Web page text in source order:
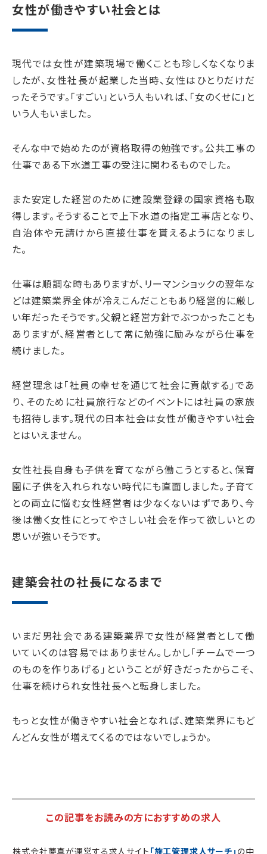
女性が働きやすい社会とは
現代では女性が建築現場で働くことも珍しくなくなりま
したが、女性社長が起業した当時、女性はひとりだけだ
ったそうです。「すごい」という人もいれば、「女のくせに」と
いう人もいました。
そんな中で始めたのが資格取得の勉強です。公共工事の
仕事である下水道工事の受注に関わるものでした。
また安定した経営のために建設業登録の国家資格も取
得します。そうすることで上下水道の指定工事店となり、
自治体や元請けから直接仕事を貰えるようになりまし
た。
仕事は順調な時もありますが、リーマンショックの翌年な
どは建築業界全体が冷えこんだこともあり経営的に厳し
い年だったそうです。父親と経営方針でぶつかったことも
ありますが、経営者として常に勉強に励みながら仕事を
続けました。
経営理念は「社員の幸せを通じて社会に貢献する」であ
り、そのために社員旅行などのイベントには社員の家族
も招待します。現代の日本社会は女性が働きやすい社会
とはいえません。
女性社長自身も子供を育てながら働こうとすると、保育
園に子供を入れられない時代にも直面しました。子育て
との両立に悩む女性経営者は少なくないはずであり、今
後は働く女性にとってやさしい社会を作って欲しいとの
思いが強いそうです。
建築会社の社長になるまで
いまだ男社会である建築業界で女性が経営者として働
いていくのは容易ではありません。しかし「チームで一つ
のものを作りあげる」ということが好きだったからこそ、
仕事を続けられ女性社長へと転身しました。
もっと女性が働きやすい社会となれば、建築業界にもど
んどん女性が増えてくるのではないでしょうか。
この記事をお読みの方におすすめの求人
株式会社夢真が運営する求人サイト 「施工管理求人サーチ」 の中